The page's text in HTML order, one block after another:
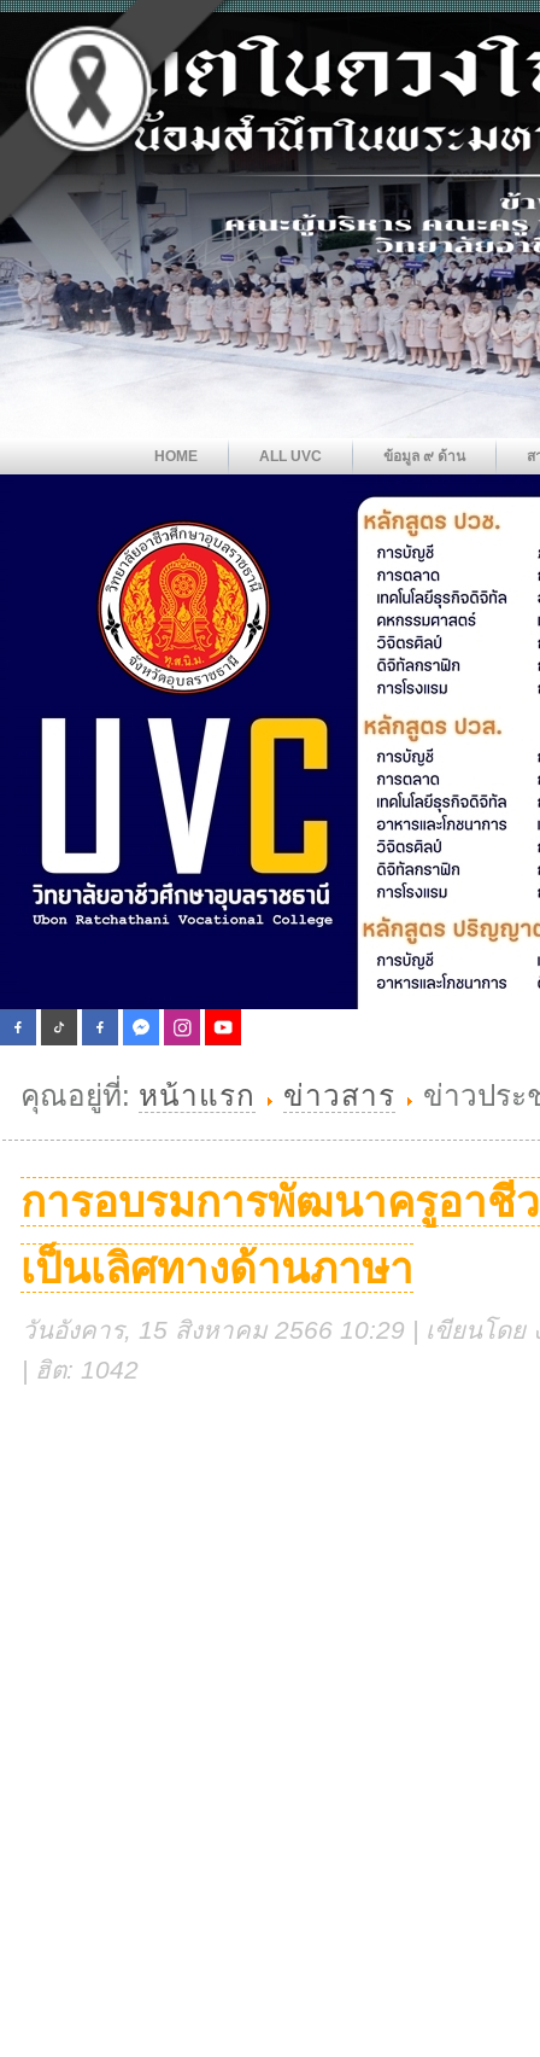
HOME ALL UVC ข้อมูล ๙ ด้าน ส
คุณอยู่ที่: หน้าแรก ข่าวสาร ข่าวปร
การอบรมการพัฒนาครูอาชี
เป็นเลิศทางด้านภาษา
วันอังคาร, 15 สิงหาคม 2566 10:29 | เขียนโด
| ฮิต: 1042